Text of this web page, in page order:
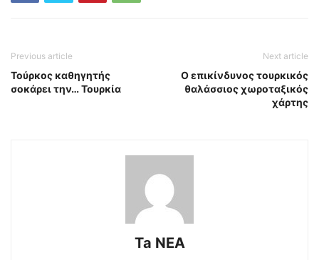
Previous article
Τούρκος καθηγητής
σοκάρει την… Τουρκία
Next article
Ο επικίνδυνος τουρκικός
θαλάσσιος χωροταξικός
χάρτης
Ta NEA